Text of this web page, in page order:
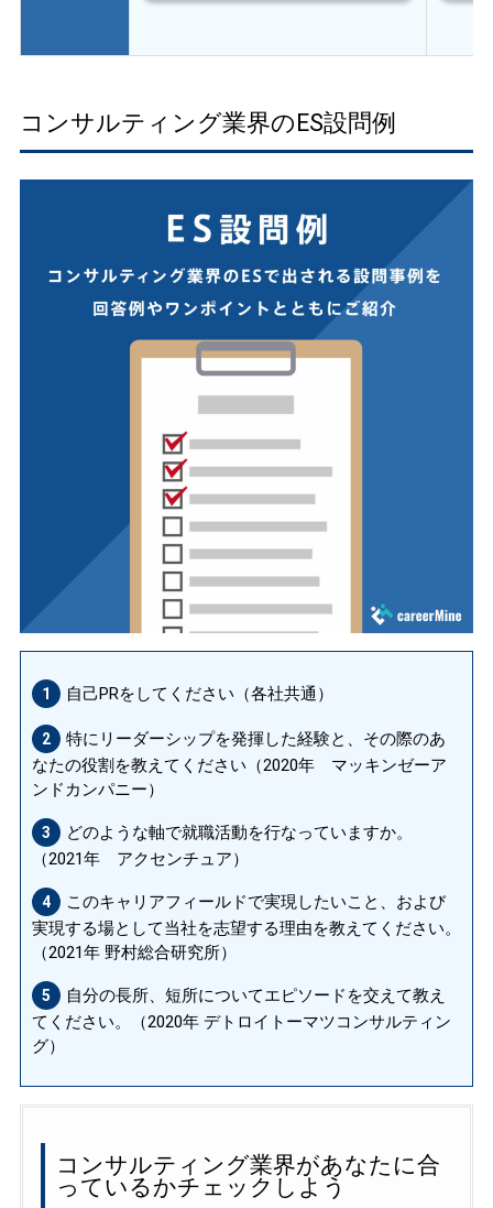
コンサルティング業界のES設問例
1 自己PRをしてください（各社共通）
2
特にリーダーシップを発揮した経験と、その際のあ
なたの役割を教えてください（2020年 マッキンゼーア
ンドカンパニー）
3
どのような軸で就職活動を行なっていますか。
（2021年 アクセンチュア）
4
このキャリアフィールドで実現したいこと、および
実現する場として当社を志望する理由を教えてください。
（2021年 野村総合研究所）
5
自分の長所、短所についてエピソードを交えて教え
てください。（2020年 デトロイトーマツコンサルティン
グ）
コンサルティング業界があなたに合
っているかチェックしよう